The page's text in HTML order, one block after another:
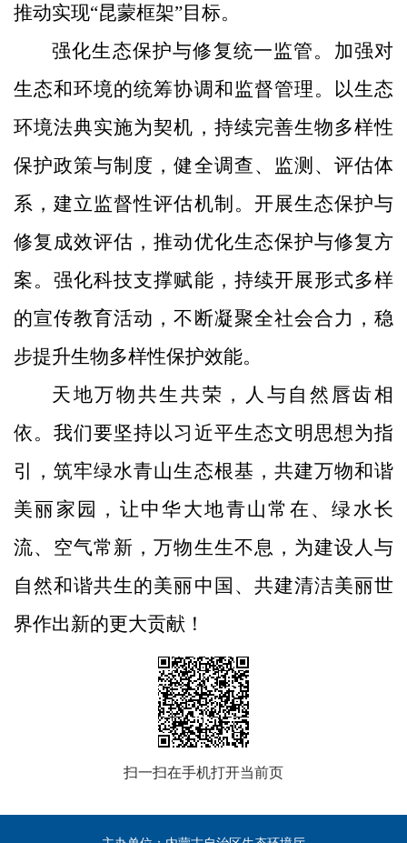
推动实现“昆蒙框架”目标。
强化生态保护与修复统一监管。加强对
生态和环境的统筹协调和监督管理。以生态
环境法典实施为契机，持续完善生物多样性
保护政策与制度，健全调查、监测、评估体
系，建立监督性评估机制。开展生态保护与
修复成效评估，推动优化生态保护与修复方
案。强化科技支撑赋能，持续开展形式多样
的宣传教育活动，不断凝聚全社会合力，稳
步提升生物多样性保护效能。
天地万物共生共荣，人与自然唇齿相
依。我们要坚持以习近平生态文明思想为指
引，筑牢绿水青山生态根基，共建万物和谐
美丽家园，让中华大地青山常在、绿水长
流、空气常新，万物生生不息，为建设人与
自然和谐共生的美丽中国、共建清洁美丽世
界作出新的更大贡献！
扫一扫在手机打开当前页